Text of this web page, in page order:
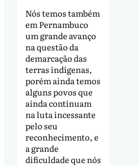
Nós temos também
em Pernambuco
um grande avanço
na questão da
demarcação das
terras indígenas,
porém ainda temos
alguns povos que
ainda continuam
na luta incessante
pelo seu
reconhecimento, e
a grande
dificuldade que nós